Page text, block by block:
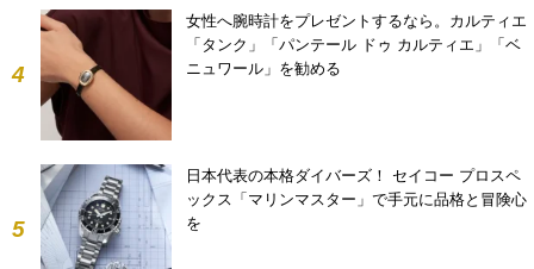
4
女性へ腕時計をプレゼントするなら。カルティエ
「タンク」「パンテール ドゥ カルティエ」「ベ
ニュワール」を勧める
5
日本代表の本格ダイバーズ！ セイコー プロスペ
ックス「マリンマスター」で手元に品格と冒険心
を